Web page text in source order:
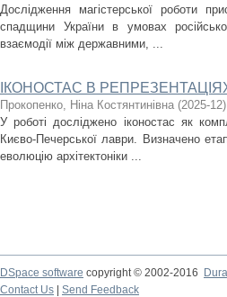
Дослідження магістерської роботи
спадщини України в умовах
взаємодії між державними, ...
ІКОНОСТАС В
Прокопенко, Ніна Костянтинівна (2025-12)
У роботі досліджено іконостас як
Києво-Печерської лаври. Визначено
еволюцію архітектоніки ...
DSpace software copyright © 2002-2016
Contact Us
Send Feedback